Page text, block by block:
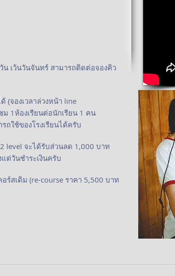
น เว้นวันจันทร์ สามารถติดต่อจองคิว
(จองเวลาล่วงหน้า line
ม 1ห้องเรียนต่อนักเรียน 1 คน
ถใช้ของโรงเรียนได้ครับ
level จะได้รับส่วนลด 1,000 บาท
ต่วันชำระเงินครับ
ร์สเดิม (re-course ราคา 5,500 บาท